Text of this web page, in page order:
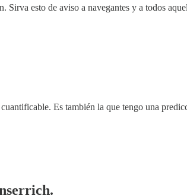
esto de aviso a navegantes y a todos
Es también la que tengo una